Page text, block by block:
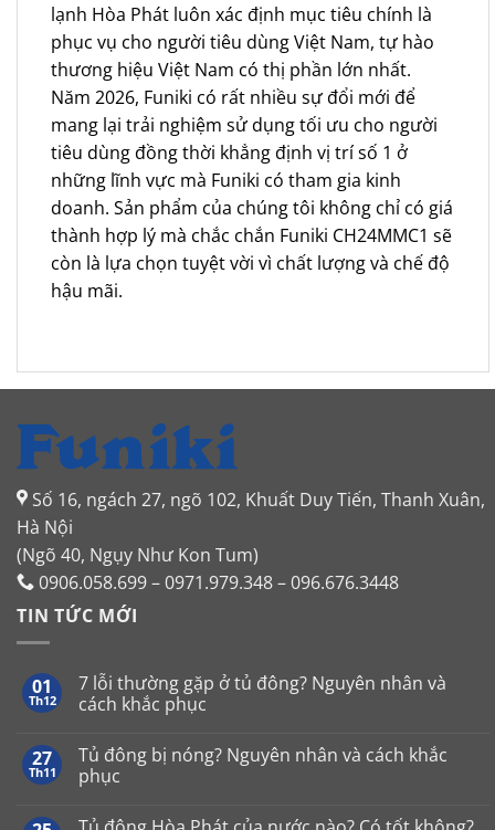
lạnh Hòa Phát luôn xác định mục tiêu chính là
phục vụ cho người tiêu dùng Việt Nam, tự hào
thương hiệu Việt Nam có thị phần lớn nhất.
Năm 2026, Funiki có rất nhiều sự đổi mới để
mang lại trải nghiệm sử dụng tối ưu cho người
tiêu dùng đồng thời khẳng định vị trí số 1 ở
những lĩnh vực mà Funiki có tham gia kinh
doanh. Sản phẩm của chúng tôi không chỉ có giá
thành hợp lý mà chắc chắn Funiki CH24MMC1 sẽ
còn là lựa chọn tuyệt vời vì chất lượng và chế độ
hậu mãi.
Số 16, ngách 27, ngõ 102, Khuất Duy Tiến, Thanh Xuân,
Hà Nội
(Ngõ 40, Ngụy Như Kon Tum)
0906.058.699 – 0971.979.348 – 096.676.3448
TIN TỨC MỚI
01
Th12
7 lỗi thường gặp ở tủ đông? Nguyên nhân và
cách khắc phục
bình
luận
ở
27
Th11
Tủ đông bị nóng? Nguyên nhân và cách khắc
phục